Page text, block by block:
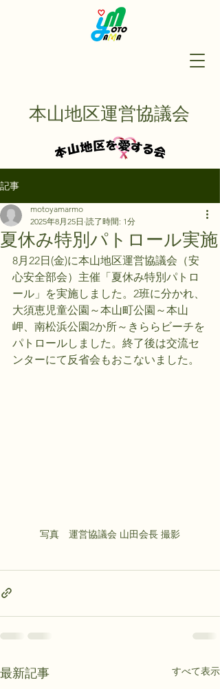
本山地区運営協議会
記事
夏休み特別パトロール実施
motoyamarmo
2025年8月25日 読了時間: 1分
8月22日(金)に本山地区運営協議会（安
心安全部会）主催「夏休み特別パトロ
ール」を実施しました。2班に分かれ、
大須恵児童公園～本山町公園～本山
岬、南松浜公園2か所～きららビーチを
パトロールしました。終了後は交流セ
ンターにて反省会もおこないました。
写真　運営協議会 山田会長 撮影
最新記事 すべて表示